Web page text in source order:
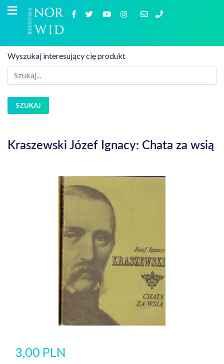
Wyszukaj interesujący cię produkt
SZUKAJ
Kraszewski Józef Ignacy: Chata za wsią
3,00 PLN